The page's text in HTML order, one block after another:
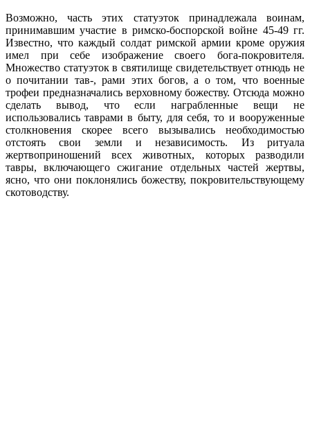
Возможно, часть этих статуэток принадлежала воинам,
принимавшим участие в римско-боспорской войне 45-49 гг.
Известно, что каждый солдат римской армии кроме оружия
имел при себе изображение своего бога-покровителя.
Множество статуэток в святилище свидетельствует отнюдь не
о почитании тав-, рами этих богов, а о том, что военные
трофеи предназначались верховному божеству. Отсюда можно
сделать вывод, что если награбленные вещи не
использовались таврами в быту, для себя, то и вооруженные
столкновения скорее всего вызывались необходимостью
отстоять свои земли и независимость. Из ритуала
жертвоприношений всех животных, которых разводили
тавры, включающего сжигание отдельных частей жертвы,
ясно, что они поклонялись божеству, покровительствующему
скотоводству.